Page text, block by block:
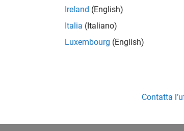
Ireland (English)
Italia (Italiano)
Luxembourg (English)
Contatta